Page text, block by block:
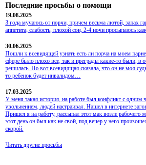
Последние просьбы о помощи
19.08.2025
3 года мучаюсь от порчи, причем весьма лютой, запах
аппетита, слабость, плохой сон, 2-4 ночи просыпаюсь
30.06.2025
Пошли к всевидящей узнать есть ли порча на моем
сфере было плохо все, так и преграды какие-то были, в
решилась. Но вот всевидящая сказала, что он не моя
то ребенок будет инвалидом…
17.03.2025
У меня такая история, на работе был конфликт с одним
увольнением, людей настраивал. Нашел в интернете
Пришел я на работу, рассыпал этот мак возле рабочего
этот день он был как не свой, под вечер у него
скорой.
Читать другие просьбы